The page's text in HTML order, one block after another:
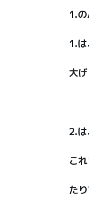
1.
1.
大
2.
こ
た